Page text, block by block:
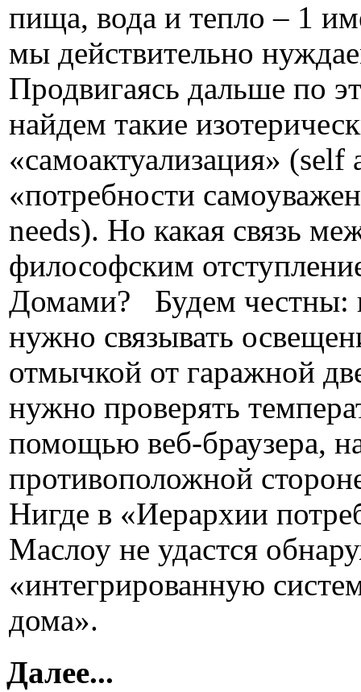
пища, вода и тепло – 1
мы действительно
Продвигаясь дальше по
найдем такие
«самоактуализация»
«потребности
needs). Но какая связь
философским
Домами? Будем честны:
нужно связывать
отмычкой от гаражной
нужно проверять
помощью веб-браузера,
противоположной
Нигде в «Иерархии
Маслоу не удастся
«интегрированную
дома».
Далее...